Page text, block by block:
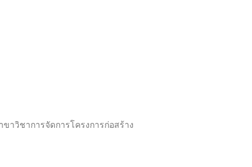
าวิชาการจัดการโครงการก่อสร้าง